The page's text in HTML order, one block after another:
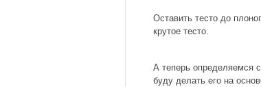
Оставить тесто до
крутое тесто.
А теперь определяемся
буду делать его на